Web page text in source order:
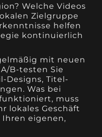
Welche Videos
Zielgruppe
helfen
kontinuierlich
mit neuen
B-testen Sie
Designs, Titel-
Was bei
muss
lokales Geschäft
Ihren eigenen,